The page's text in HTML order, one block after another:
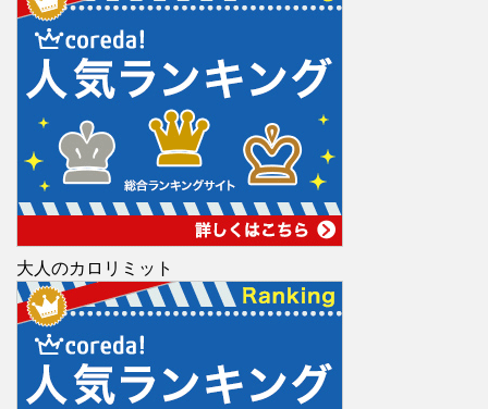
大人のカロリミット